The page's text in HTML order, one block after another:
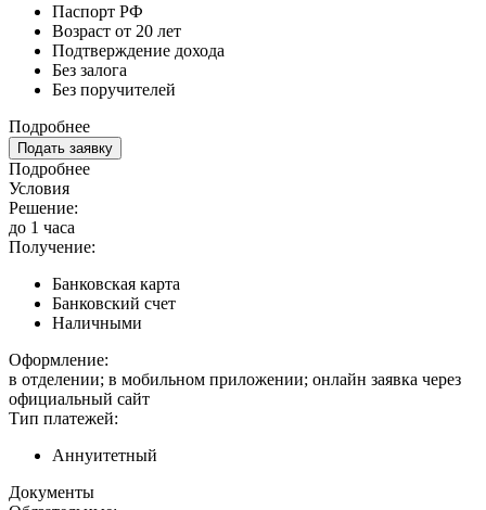
Паспорт РФ
Возраст от 20 лет
Подтверждение дохода
Без залога
Без поручителей
Подробнее
Подать заявку
Подробнее
Условия
Решение:
до 1 часа
Получение:
Банковская карта
Банковский счет
Наличными
Оформление:
в отделении; в мобильном приложении; онлайн заявка через
официальный сайт
Тип платежей:
Аннуитетный
Документы